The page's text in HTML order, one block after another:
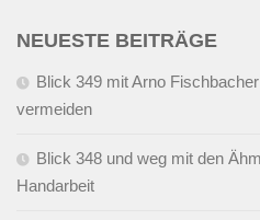
NEUESTE BEITRÄGE
Blick 349 mit Arno
vermeiden
Blick 348 und weg mit den
Handarbeit